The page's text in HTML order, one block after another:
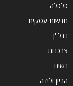
כלכלה
חדשות עסקים
נדל''ן
צרכנות
נשים
הריון ולידה